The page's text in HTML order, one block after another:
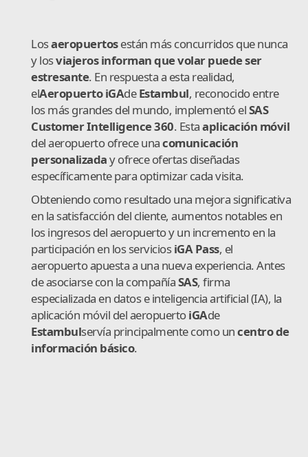
Losaeropuertosestán más concurridos que nunca
y losviajeros informan que volar puede ser
estresante. En respuesta a esta realidad,
elAeropuerto iGAdeEstambul, reconocido entre
los más grandes del mundo, implementó elSAS
Customer Intelligence 360. Estaaplicación móvil
del aeropuerto ofrece unacomunicación
personalizaday ofrece ofertas diseñadas
específicamente para optimizar cada visita.
Obteniendo como resultado una mejora significativa
en la satisfacción del cliente, aumentos notables en
los ingresos del aeropuerto y un incremento en la
participación en los serviciosiGA Pass, el
aeropuerto apuesta a una nueva experiencia. Antes
de asociarse con la compañíaSAS, firma
especializada en datos e inteligencia artificial (IA), la
aplicación móvil del aeropuertoiGAde
Estambulservía principalmente como uncentro de
información básico.